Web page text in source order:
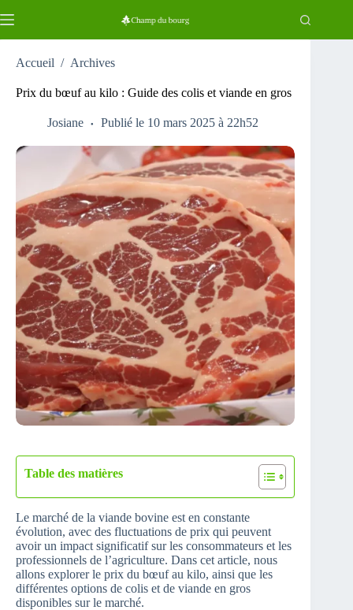
au
Accueil / Archives
Prix du bœuf au kilo : Guide des colis et viande en gros
Josiane Publié le 10 mars 2025 à 22h52
Table des matières
Le marché de la viande bovine est en constante
évolution, avec des fluctuations de prix qui peuvent
avoir un impact significatif sur les consommateurs et les
professionnels de l’agriculture. Dans cet article, nous
allons explorer le prix du bœuf au kilo, ainsi que les
différentes options de colis et de viande en gros
disponibles sur le marché.